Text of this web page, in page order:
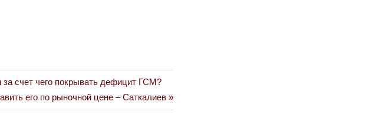
счет чего покрывать дефицит ГСМ?
его по рыночной цене – Саткалиев